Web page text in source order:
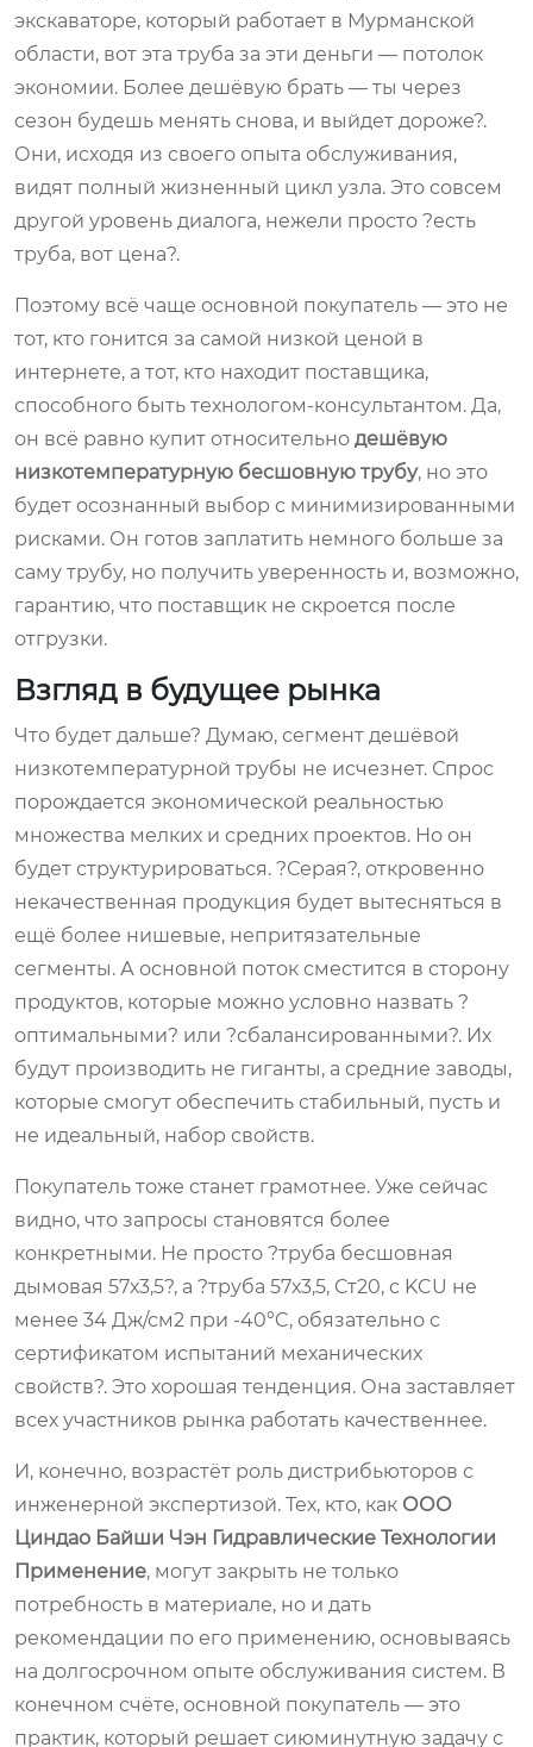
экскаваторе, который работает в Мурманской
области, вот эта труба за эти деньги — потолок
экономии. Более дешёвую брать — ты через
сезон будешь менять снова, и выйдет дороже?.
Они, исходя из своего опыта обслуживания,
видят полный жизненный цикл узла. Это совсем
другой уровень диалога, нежели просто ?есть
труба, вот цена?.
Поэтому всё чаще основной покупатель — это не
тот, кто гонится за самой низкой ценой в
интернете, а тот, кто находит поставщика,
способного быть технологом-консультантом. Да,
он всё равно купит относительно дешёвую
низкотемпературную бесшовную трубу, но это
будет осознанный выбор с минимизированными
рисками. Он готов заплатить немного больше за
саму трубу, но получить уверенность и, возможно,
гарантию, что поставщик не скроется после
отгрузки.
Взгляд в будущее рынка
Что будет дальше? Думаю, сегмент дешёвой
низкотемпературной трубы не исчезнет. Спрос
порождается экономической реальностью
множества мелких и средних проектов. Но он
будет структурироваться. ?Серая?, откровенно
некачественная продукция будет вытесняться в
ещё более нишевые, непритязательные
сегменты. А основной поток сместится в сторону
продуктов, которые можно условно назвать ?
оптимальными? или ?сбалансированными?. Их
будут производить не гиганты, а средние заводы,
которые смогут обеспечить стабильный, пусть и
не идеальный, набор свойств.
Покупатель тоже станет грамотнее. Уже сейчас
видно, что запросы становятся более
конкретными. Не просто ?труба бесшовная
дымовая 57х3,5?, а ?труба 57х3,5, Ст20, с KCU не
менее 34 Дж/см2 при -40°C, обязательно с
сертификатом испытаний механических
свойств?. Это хорошая тенденция. Она заставляет
всех участников рынка работать качественнее.
И, конечно, возрастёт роль дистрибьюторов с
инженерной экспертизой. Тех, кто, как ООО
Циндао Байши Чэн Гидравлические Технологии
Применение, могут закрыть не только
потребность в материале, но и дать
рекомендации по его применению, основываясь
на долгосрочном опыте обслуживания систем. В
конечном счёте, основной покупатель — это
практик, который решает сиюминутную задачу с